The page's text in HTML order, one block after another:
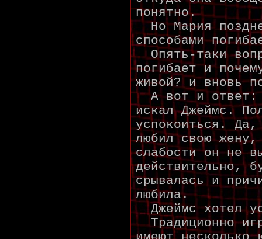
понятно.
Но Мария
способами
Опять-таки
погибает и
живой? и вновь
А вот и ответ:
искал Джеймс.
успокоиться. Да,
любил свою
слабости он не
действительно,
срывалась и
любила.
Джеймс хотел
Традиционно